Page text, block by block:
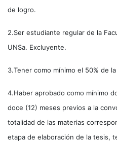
de logro.
2.Ser estudiante regular de la
UNSa. Excluyente.
3.Tener como mínimo el 50% de
4.Haber aprobado como mínimo
doce (12) meses previos a la
totalidad de las materias
etapa de elaboración de la tesis,